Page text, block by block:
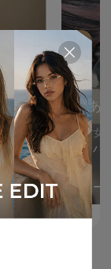
211
18
あ
美容女
ﾕﾅ©
きゃー